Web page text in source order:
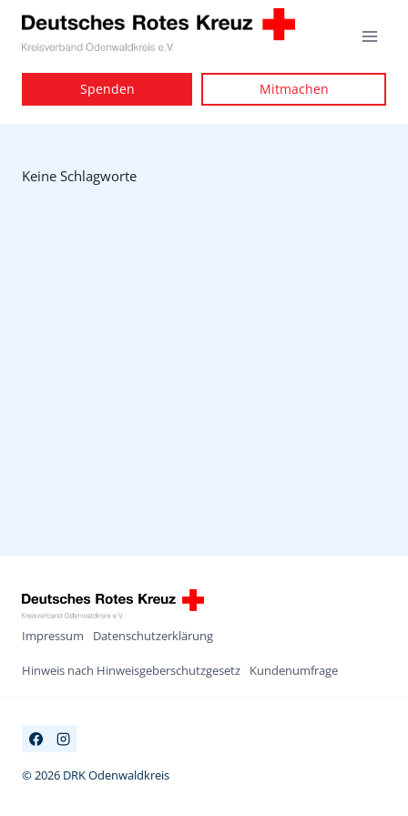
Zum
Inhalt
Spenden Mitmachen
Keine Schlagworte
Impressum Datenschutzerklärung
Hinweis nach Hinweisgeberschutzgesetz Kundenumfrage
© 2026 DRK Odenwaldkreis